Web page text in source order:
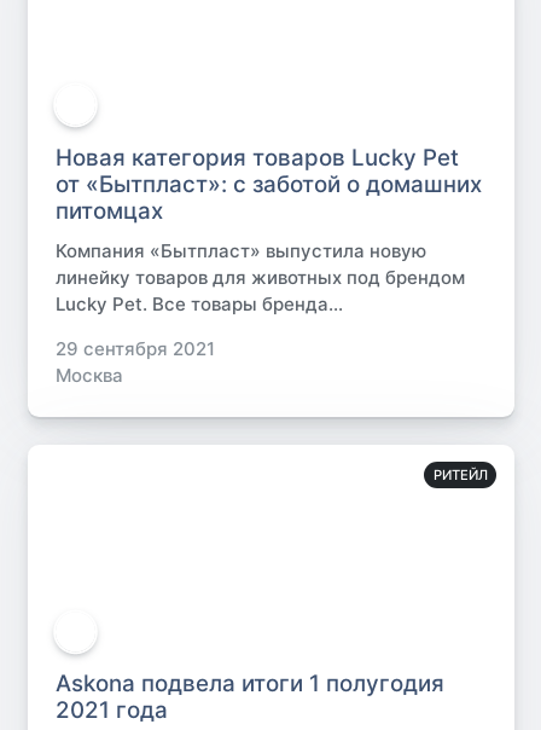
Новая категория товаров Lucky Pet
от «Бытпласт»: с заботой о домашних
питомцах
Компания «Бытпласт» выпустила новую
линейку товаров для животных под брендом
Lucky Pet. Все товары бренда...
29 сентября 2021
Москва
РИТЕЙЛ
Askona подвела итоги 1 полугодия
2021 года